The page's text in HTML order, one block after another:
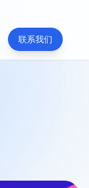
联系我们